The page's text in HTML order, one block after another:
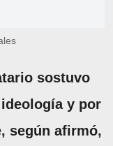
sostuvo
y por
según afirmó,